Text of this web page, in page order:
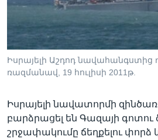
Իսրայելի Աշդոդ նավահանգստից
ռազմանավ, 19 հուլիսի 2011թ.
Իսրայելի նավատորմի
բարձրացել են Գազայի գոտու
շրջափակումը ճեղքելու